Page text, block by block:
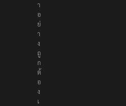
า
อ
ย่
า
ง
ถู
ก
ต้
อ
ง
เ